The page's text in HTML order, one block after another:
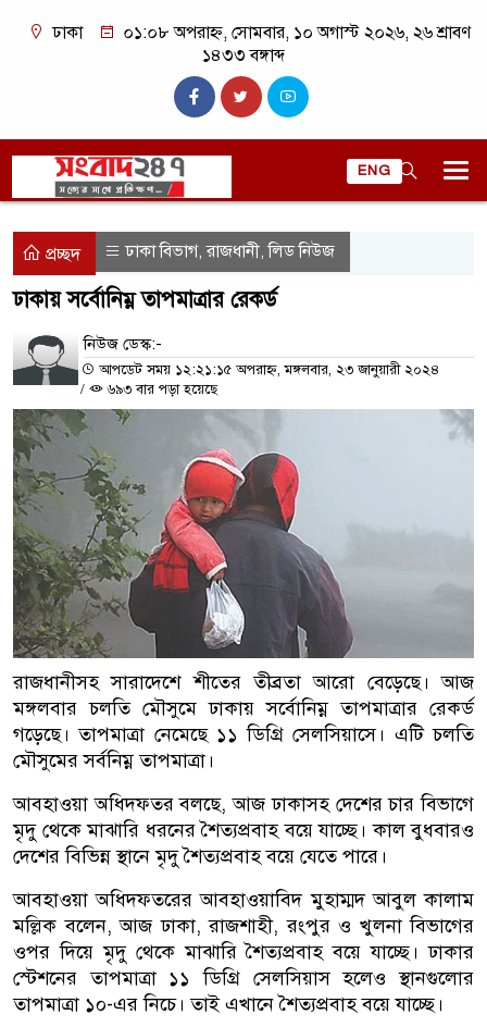
ঢাকা
০১:০৮ অপরাহ্ন, সোমবার, ১০ অগাস্ট ২০২৬, ২৬ শ্রাবণ
১৪৩৩ বঙ্গাব্দ
ENG
প্রচ্ছদ ঢাকা বিভাগ,রাজধানী,লিড নিউজ
ঢাকায় সর্বোনিম্ন তাপমাত্রার রেকর্ড
নিউজ ডেস্ক:-
আপডেট সময় ১২:২১:১৫ অপরাহ্ন, মঙ্গলবার, ২৩ জানুয়ারী ২০২৪
/
৬৯৩ বার পড়া হয়েছে
রাজধানীসহ সারাদেশে শীতের তীব্রতা আরো বেড়েছে। আজ
মঙ্গলবার চলতি মৌসুমে ঢাকায় সর্বোনিম্ন তাপমাত্রার রেকর্ড
গড়েছে। তাপমাত্রা নেমেছে ১১ ডিগ্রি সেলসিয়াসে। এটি চলতি
মৌসুমের সর্বনিম্ন তাপমাত্রা।
আবহাওয়া অধিদফতর বলছে, আজ ঢাকাসহ দেশের চার বিভাগে
মৃদু থেকে মাঝারি ধরনের শৈত্যপ্রবাহ বয়ে যাচ্ছে। কাল বুধবারও
দেশের বিভিন্ন স্থানে মৃদু শৈত্যপ্রবাহ বয়ে যেতে পারে।
আবহাওয়া অধিদফতরের আবহাওয়াবিদ মুহাম্মদ আবুল কালাম
মল্লিক বলেন, আজ ঢাকা, রাজশাহী, রংপুর ও খুলনা বিভাগের
ওপর দিয়ে মৃদু থেকে মাঝারি শৈত্যপ্রবাহ বয়ে যাচ্ছে। ঢাকার
স্টেশনের তাপমাত্রা ১১ ডিগ্রি সেলসিয়াস হলেও স্থানগুলোর
তাপমাত্রা ১০-এর নিচে। তাই এখানে শৈত্যপ্রবাহ বয়ে যাচ্ছে।